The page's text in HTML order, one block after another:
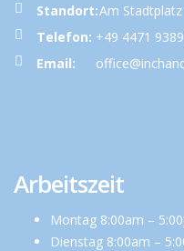
Standort:Am Stadtplatz
Telefon: +49 4471
Email:
Arbeitszeit
Montag 8:00am –
Dienstag 8:00am –